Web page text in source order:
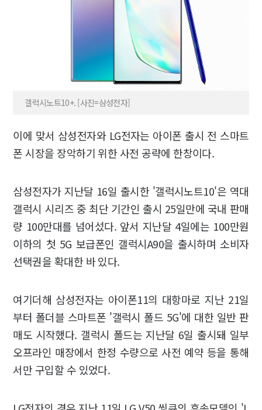
갤럭시노트10+. [사진=삼성전자]
이에 맞서 삼성전자와 LG전자는 아이폰 출시 전 스마트
폰 시장을 장악하기 위한 사전 공략에 한창이다.
삼성전자가 지난달 16일 출시한 '갤럭시노트10'은 역대
갤럭시 시리즈 중 최단 기간인 출시 25일만에 국내 판매
량 100만대를 넘어섰다. 앞서 지난달 4일에는 100만원
이하의 첫 5G 보급폰인 갤럭시A90을 출시하며 소비자
선택권을 확대한 바 있다.
여기더해 삼성전자는 아이폰11의 대항마로 지난 21일
부터 폴더블 스마트폰 '갤럭시 폴드 5G'에 대한 일반 판
매도 시작했다. 갤럭시 폴드는 지난달 6일 출시돼 일부
오프라인 매장에서 한정 수량으로 사전 예약 등을 통해
서만 구입할 수 있었다.